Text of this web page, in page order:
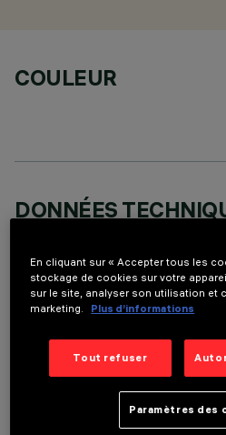
COULEUR
DONNÉES
DESCRIPTION
Suspension à 9 éléments
indiquée pour un éclairage
dimensions extrêmement
brevetée du système optique
confort visuel élevé. Réflecteurs
définition en matière
En cliquant sur « Accepter tous les
stockage de cookies sur votre
sur le site, analyser son utilisation et
marketing.
Plus d’informations
Tout refuser
Paramètres des